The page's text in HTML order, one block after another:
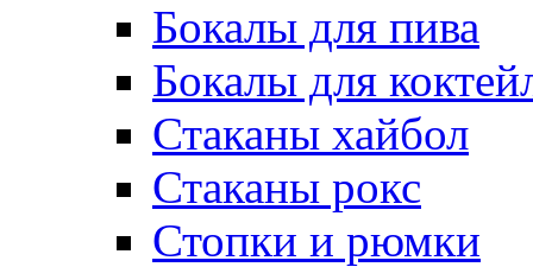
Бокалы для пива
Бокалы для
Стаканы хайбол
Стаканы рокс
Стопки и рюмки